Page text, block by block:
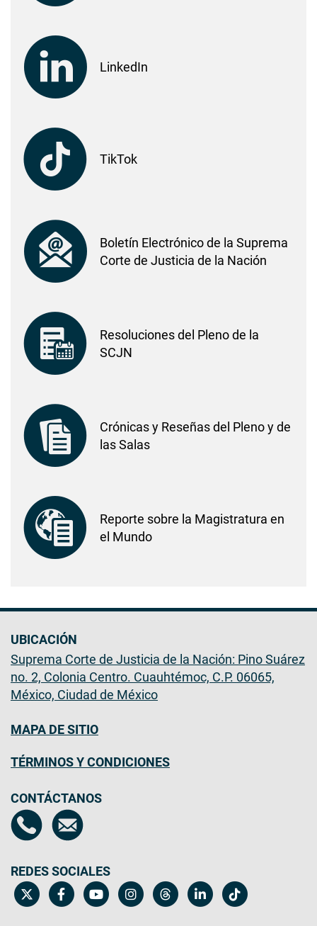
LinkedIn
TikTok
Boletín Electrónico de la Suprema
Corte de Justicia de la Nación
Resoluciones del Pleno de la
SCJN
Crónicas y Reseñas del Pleno y de
las Salas
Reporte sobre la Magistratura en
el Mundo
UBICACIÓN
Suprema Corte de Justicia de la Nación: Pino Suárez
no. 2, Colonia Centro. Cuauhtémoc, C.P. 06065,
México, Ciudad de México
MAPA DE SITIO
TÉRMINOS Y CONDICIONES
CONTÁCTANOS
REDES SOCIALES